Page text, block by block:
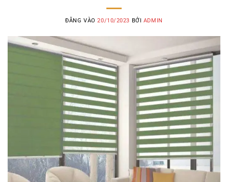
ĐĂNG VÀO20/10/2023 BỞI ADMIN